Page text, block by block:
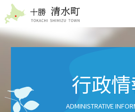
行政
ADMINISTRATIVE